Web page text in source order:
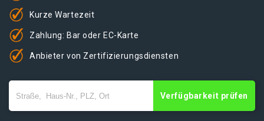
Kurze Wartezeit
Zahlung: Bar oder EC-Karte
Anbieter von Zertifizierungsdiensten
Verfügbarkeit prüfen